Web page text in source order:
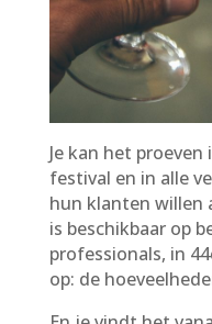
Je kan het
festival en in alle
hun klanten willen
is beschikbaar op
professionals, in
op: de